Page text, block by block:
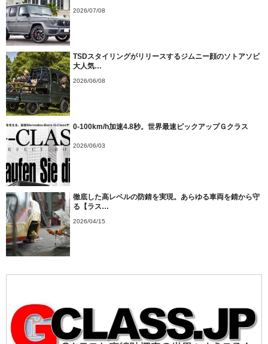
2026/07/08
TSDスタイリングがリリースするジムニー顔のソトアソビ
大人気…
2026/06/08
0-100km/h加速4.8秒。世界最速ピックアップＧクラス
2026/06/03
徹底した高レベルの防錆を実現。あらゆる車両を錆から守
る【ラス…
2026/04/15